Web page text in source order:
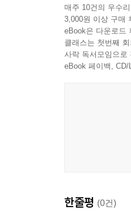
매주 10건의 우수
3,000원 이상 구매
eBook은 다운로드
클래스는 첫번째
사락 독서모임으로
eBook 페이백,
한줄평 (0건)